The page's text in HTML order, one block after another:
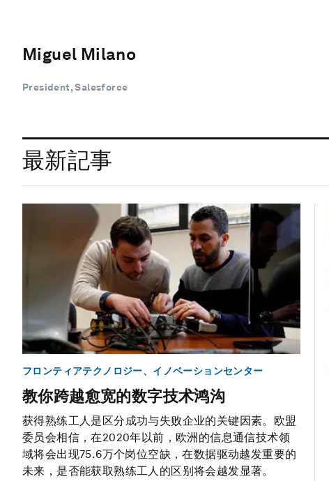
Miguel Milano
President, Salesforce
最新記事
フロンティアテクノロジー、イノベーションセンター
教你跨越愈宽的数字技术鸿沟
获得熟练工人是区分成功与失败企业的关键因素。欧盟
委员会相信，在2020年以前，欧洲的信息通信技术领
域将会出现75.6万个岗位空缺，在数据驱动越发重要的
未来，是否能获取熟练工人的区别将会越发显著。